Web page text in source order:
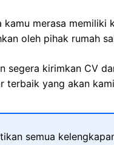
kamu merasa memiliki
oleh pihak rumah
segera kirimkan CV
terbaik yang akan
semua